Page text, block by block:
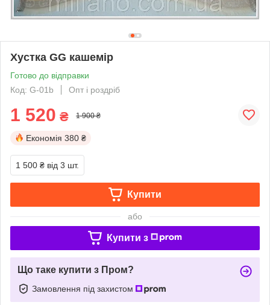
Хустка GG кашемір
Готово до відправки
Код: G-01b
Опт і роздріб
1 520 ₴ 1 900 ₴
Економія 380 ₴
1 500 ₴ від 3 шт.
Купити
або
Купити з
Що таке купити з Пром?
Замовлення під захистом